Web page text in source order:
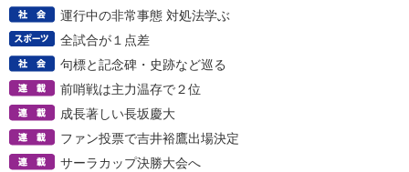
運行中の非常事態 対処法学ぶ
全試合が１点差
句標と記念碑・史跡など巡る
前哨戦は主力温存で２位
成長著しい長坂慶大
ファン投票で吉井裕鷹出場決定
サーラカップ決勝大会へ